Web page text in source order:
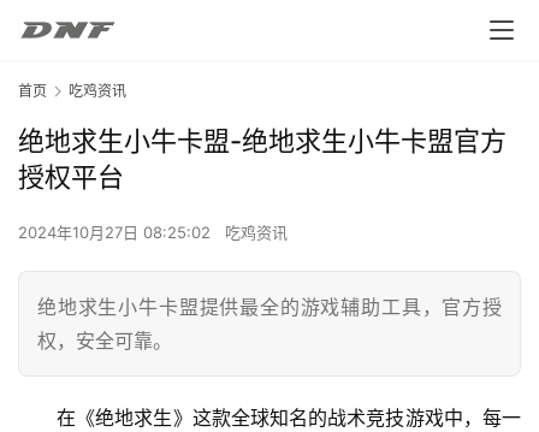
首页 吃鸡资讯
绝地求生小牛卡盟-绝地求生小牛卡盟官方
授权平台
2024年10月27日 08:25:02 吃鸡资讯
绝地求生小牛卡盟提供最全的游戏辅助工具，官方授
权，安全可靠。
在《绝地求生》这款全球知名的战术竞技游戏中，每一